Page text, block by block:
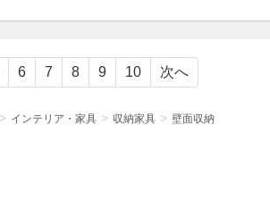
インテリア・家具 収納家具 壁面収納
6 7 8 9 10 次へ